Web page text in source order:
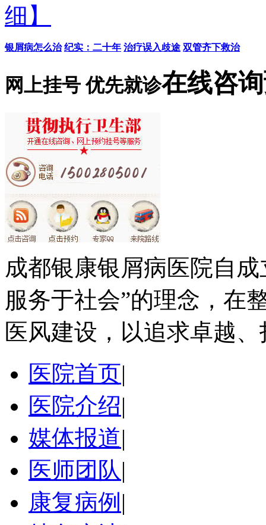
细】
银屑病怎么治 纪实：二十年 治疗误入歧途 双管齐下救治
网上挂号 优先就诊在线咨
成都银康银屑病医院自
服务于社会”的理念，在
医风建设，以追求卓越
医院首页|
医院介绍|
媒体报道|
医师团队|
康复病例 |